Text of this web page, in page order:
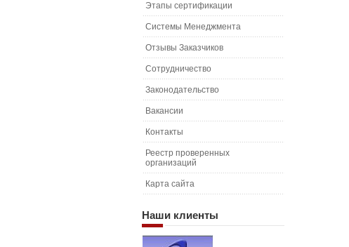
Этапы сертификации
Системы Менеджмента
Отзывы Заказчиков
Сотрудничество
Законодательство
Вакансии
Контакты
Реестр проверенных
организаций
Карта сайта
Наши клиенты